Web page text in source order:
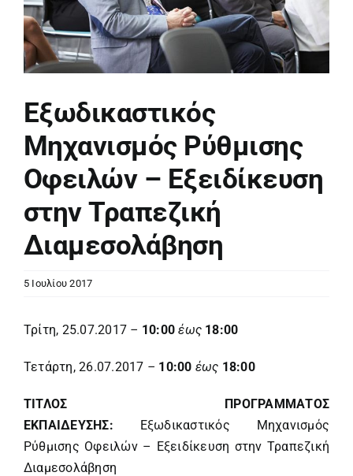
Εξωδικαστικός
Μηχανισμός Ρύθμισης
Οφειλών – Εξειδίκευση
στην Τραπεζική
Διαμεσολάβηση
5 Ιουλίου 2017
Τρίτη, 25.07.2017 – 10:00 έως 18:00
Τετάρτη, 26.07.2017 – 10:00 έως 18:00
ΤΙΤΛΟΣ ΠΡΟΓΡΑΜΜΑΤΟΣ
ΕΚΠΑΙΔΕΥΣΗΣ: Εξωδικαστικός Μηχανισμός
Ρύθμισης Οφειλών – Εξειδίκευση στην Τραπεζική
Διαμεσολάβηση